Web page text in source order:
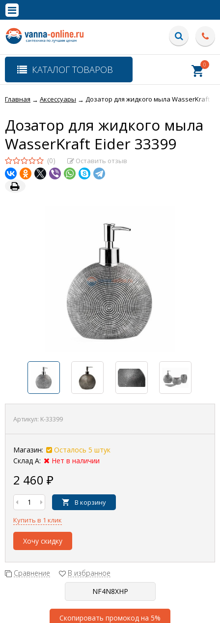
Полная версия сайта
КАТАЛОГ ТОВАРОВ 0
Главная → Аксессуары → Дозатор для жидкого мыла WasserKraft
Дозатор для жидкого мыла
WasserKraft Eider 33399
(0) Оставить отзыв
Артикул: K-33399
Магазин:
Осталось 5 штук
Склад А:
Нет в наличии
2 460 ₽
В корзину
Купить в 1 клик
Хочу скидку
Сравнение В избранное
Скопировать промокод на 5%